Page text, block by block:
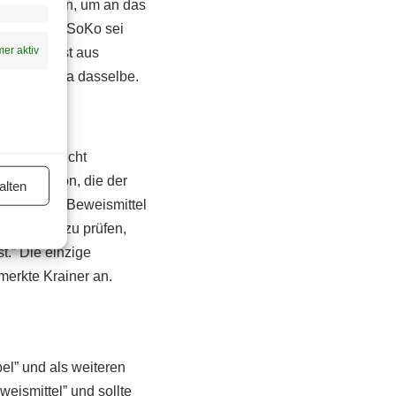
aktiv
um an das
Die SoKo sei
sei, ist aus
sei ja dasselbe.
gar nicht
Version, die der
dass Beweismittel
zu prüfen,
Die einzige
Krainer an.
und als weiteren
und sollte